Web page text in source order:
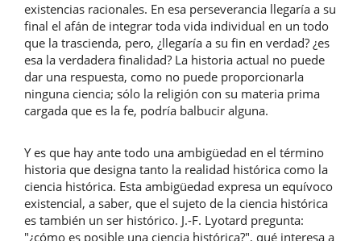
existencias racionales. En esa perseverancia llegaría a su
final el afán de integrar toda vida individual en un todo
que la trascienda, pero, ¿llegaría a su fin en verdad? ¿es
esa la verdadera finalidad? La historia actual no puede
dar una respuesta, como no puede proporcionarla
ninguna ciencia; sólo la religión con su materia prima
cargada que es la fe, podría balbucir alguna.
Y es que hay ante todo una ambigüedad en el término
historia que designa tanto la realidad histórica como la
ciencia histórica. Esta ambigüedad expresa un equívoco
existencial, a saber, que el sujeto de la ciencia histórica
es también un ser histórico. J.-F. Lyotard pregunta:
"¿cómo es posible una ciencia histórica?", qué interesa a